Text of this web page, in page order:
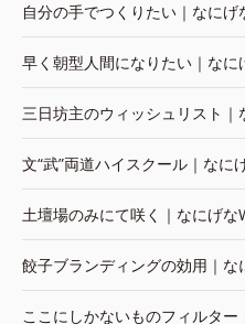
自分の手でつくりたい｜なにげ
早く朝型人間になりたい｜なに
三日坊主のウィッシュリスト｜
文“武”両道ハイスクール｜なに
土壇場のみにて咲く｜なにげな
餃子ブランディングの効用｜な
ここにしかないものフィルタ